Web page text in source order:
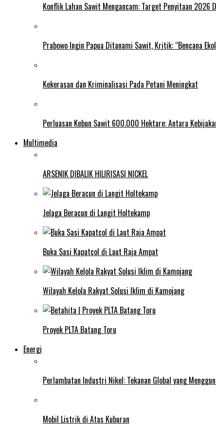
Konflik Lahan Sawit Mengancam: Target Penyitaan 2026
Prabowo Ingin Papua Ditanami Sawit, Kritik: “Bencana
Kekerasan dan Kriminalisasi Pada Petani Meningkat
Perluasan Kebun Sawit 600.000 Hektare: Antara
Multimedia
ARSENIK DIBALIK HILIRISASI NICKEL
Jelaga Beracun di Langit Holtekamp
Buka Sasi Kapatcol di Laut Raja Ampat
Wilayah Kelola Rakyat Solusi Iklim di Kamojang
Proyek PLTA Batang Toru
Energi
Perlambatan Industri Nikel: Tekanan Global yang
Mobil Listrik di Atas Kuburan